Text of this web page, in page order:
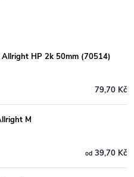
Allright HP 2k 50mm (70514)
79,70 Kč
M
od39,70 Kč